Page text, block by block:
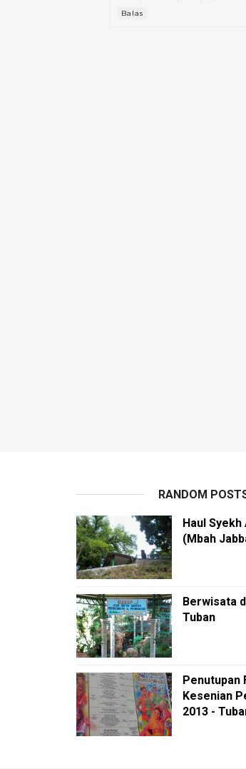
Balas
RANDOM
Haul Syekh
(Mbah
Berwisata
Tuban
Penutupan
Kesenian
2013 -